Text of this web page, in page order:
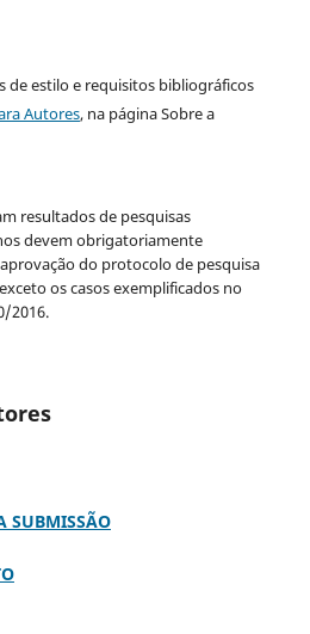
de estilo e requisitos bibliográficos
Autores, na página Sobre a
resultados de pesquisas
devem obrigatoriamente
do protocolo de pesquisa
os casos exemplificados no
2016.
SUBMISSÃO